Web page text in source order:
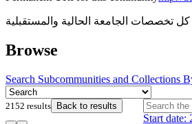
Browse
Search Subcommunities and Collections
2152 results Back to results
Start date: